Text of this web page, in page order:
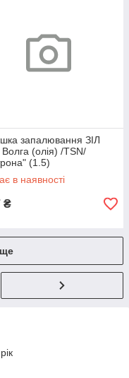
запалювання ЗІЛ
(олія) /TSN/
(1.5)
в наявності
₴